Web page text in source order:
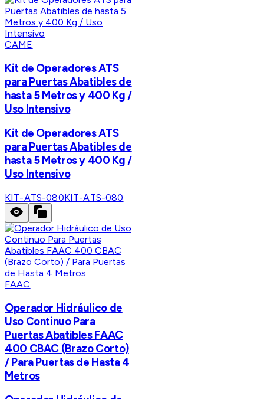
CAME
Kit de Operadores ATS
para Puertas Abatibles de
hasta 5 Metros y 400 Kg /
Uso Intensivo
Kit de Operadores ATS
para Puertas Abatibles de
hasta 5 Metros y 400 Kg /
Uso Intensivo
KIT-ATS-080KIT-ATS-080
FAAC
Operador Hidráulico de
Uso Continuo Para
Puertas Abatibles FAAC
400 CBAC (Brazo Corto)
/ Para Puertas de Hasta 4
Metros